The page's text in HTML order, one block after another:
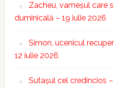
Zacheu, vameșul care
duminicală – 19 iulie 2026
Simon, ucenicul
12 iulie 2026
Sutașul cel credincios